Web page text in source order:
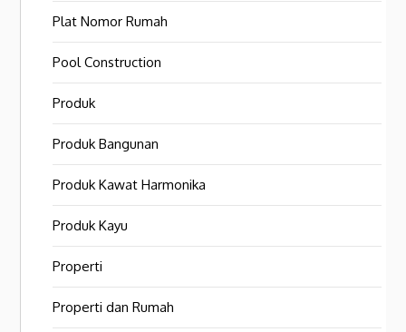
Plat Nomor Rumah
Pool Construction
Produk
Produk Bangunan
Produk Kawat Harmonika
Produk Kayu
Properti
Properti dan Rumah